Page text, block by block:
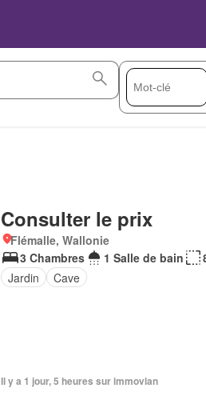
Consulter le prix
Flémalle, Wallonie
3 Chambres
1 Salle de bain
Jardin
Cave
Il y a 1 jour, 5 heures sur immovlan